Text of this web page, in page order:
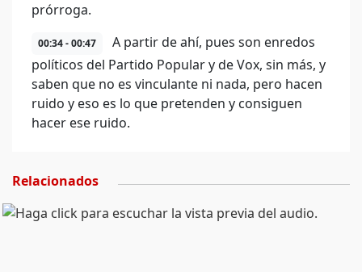
prórroga.
00:34 - 00:47
A partir de ahí, pues son enredos
políticos del Partido Popular y de Vox, sin más, y
saben que no es vinculante ni nada, pero hacen
ruido y eso es lo que pretenden y consiguen
hacer ese ruido.
Relacionados